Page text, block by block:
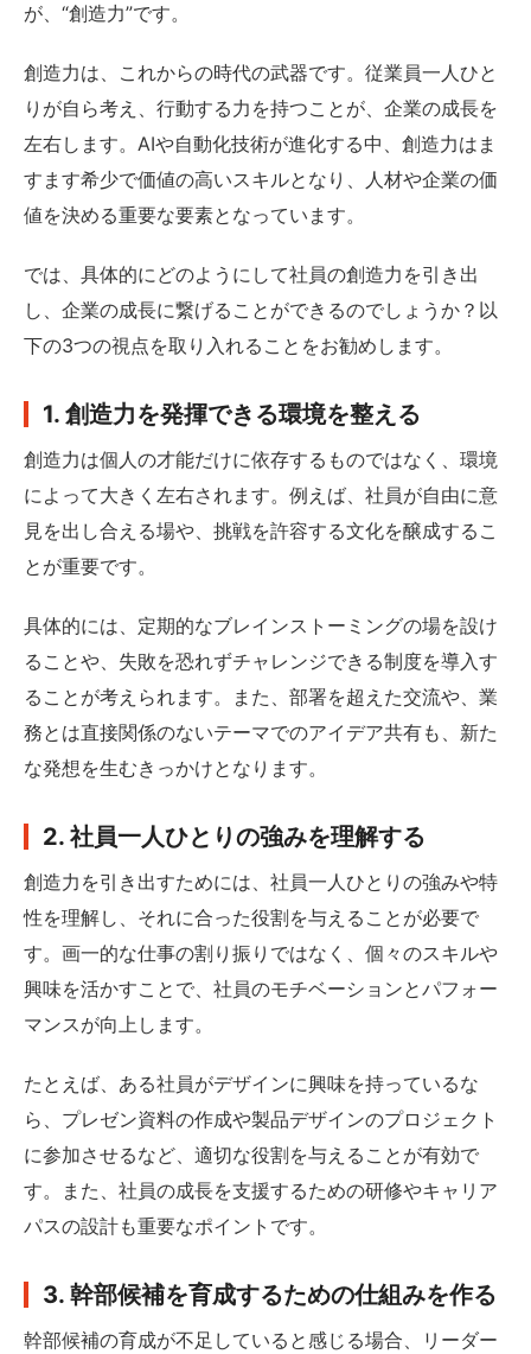
が、“創造力”です。
創造力は、これからの時代の武器です。従業員一人ひと
りが自ら考え、行動する力を持つことが、企業の成長を
左右します。AIや自動化技術が進化する中、創造力はま
すます希少で価値の高いスキルとなり、人材や企業の価
値を決める重要な要素となっています。
では、具体的にどのようにして社員の創造力を引き出
し、企業の成長に繋げることができるのでしょうか？以
下の3つの視点を取り入れることをお勧めします。
1. 創造力を発揮できる環境を整える
創造力は個人の才能だけに依存するものではなく、環境
によって大きく左右されます。例えば、社員が自由に意
見を出し合える場や、挑戦を許容する文化を醸成するこ
とが重要です。
具体的には、定期的なブレインストーミングの場を設け
ることや、失敗を恐れずチャレンジできる制度を導入す
ることが考えられます。また、部署を超えた交流や、業
務とは直接関係のないテーマでのアイデア共有も、新た
な発想を生むきっかけとなります。
2. 社員一人ひとりの強みを理解する
創造力を引き出すためには、社員一人ひとりの強みや特
性を理解し、それに合った役割を与えることが必要で
す。画一的な仕事の割り振りではなく、個々のスキルや
興味を活かすことで、社員のモチベーションとパフォー
マンスが向上します。
たとえば、ある社員がデザインに興味を持っているな
ら、プレゼン資料の作成や製品デザインのプロジェクト
に参加させるなど、適切な役割を与えることが有効で
す。また、社員の成長を支援するための研修やキャリア
パスの設計も重要なポイントです。
3. 幹部候補を育成するための仕組みを作る
幹部候補の育成が不足していると感じる場合、リーダー